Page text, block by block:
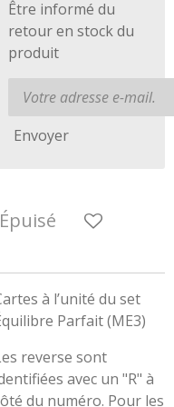
Être informé du
retour en stock du
produit
Envoyer
Épuisé
à l’unité du set
Parfait (ME3)
reverse sont
avec un "R" à
du numéro. Pour les